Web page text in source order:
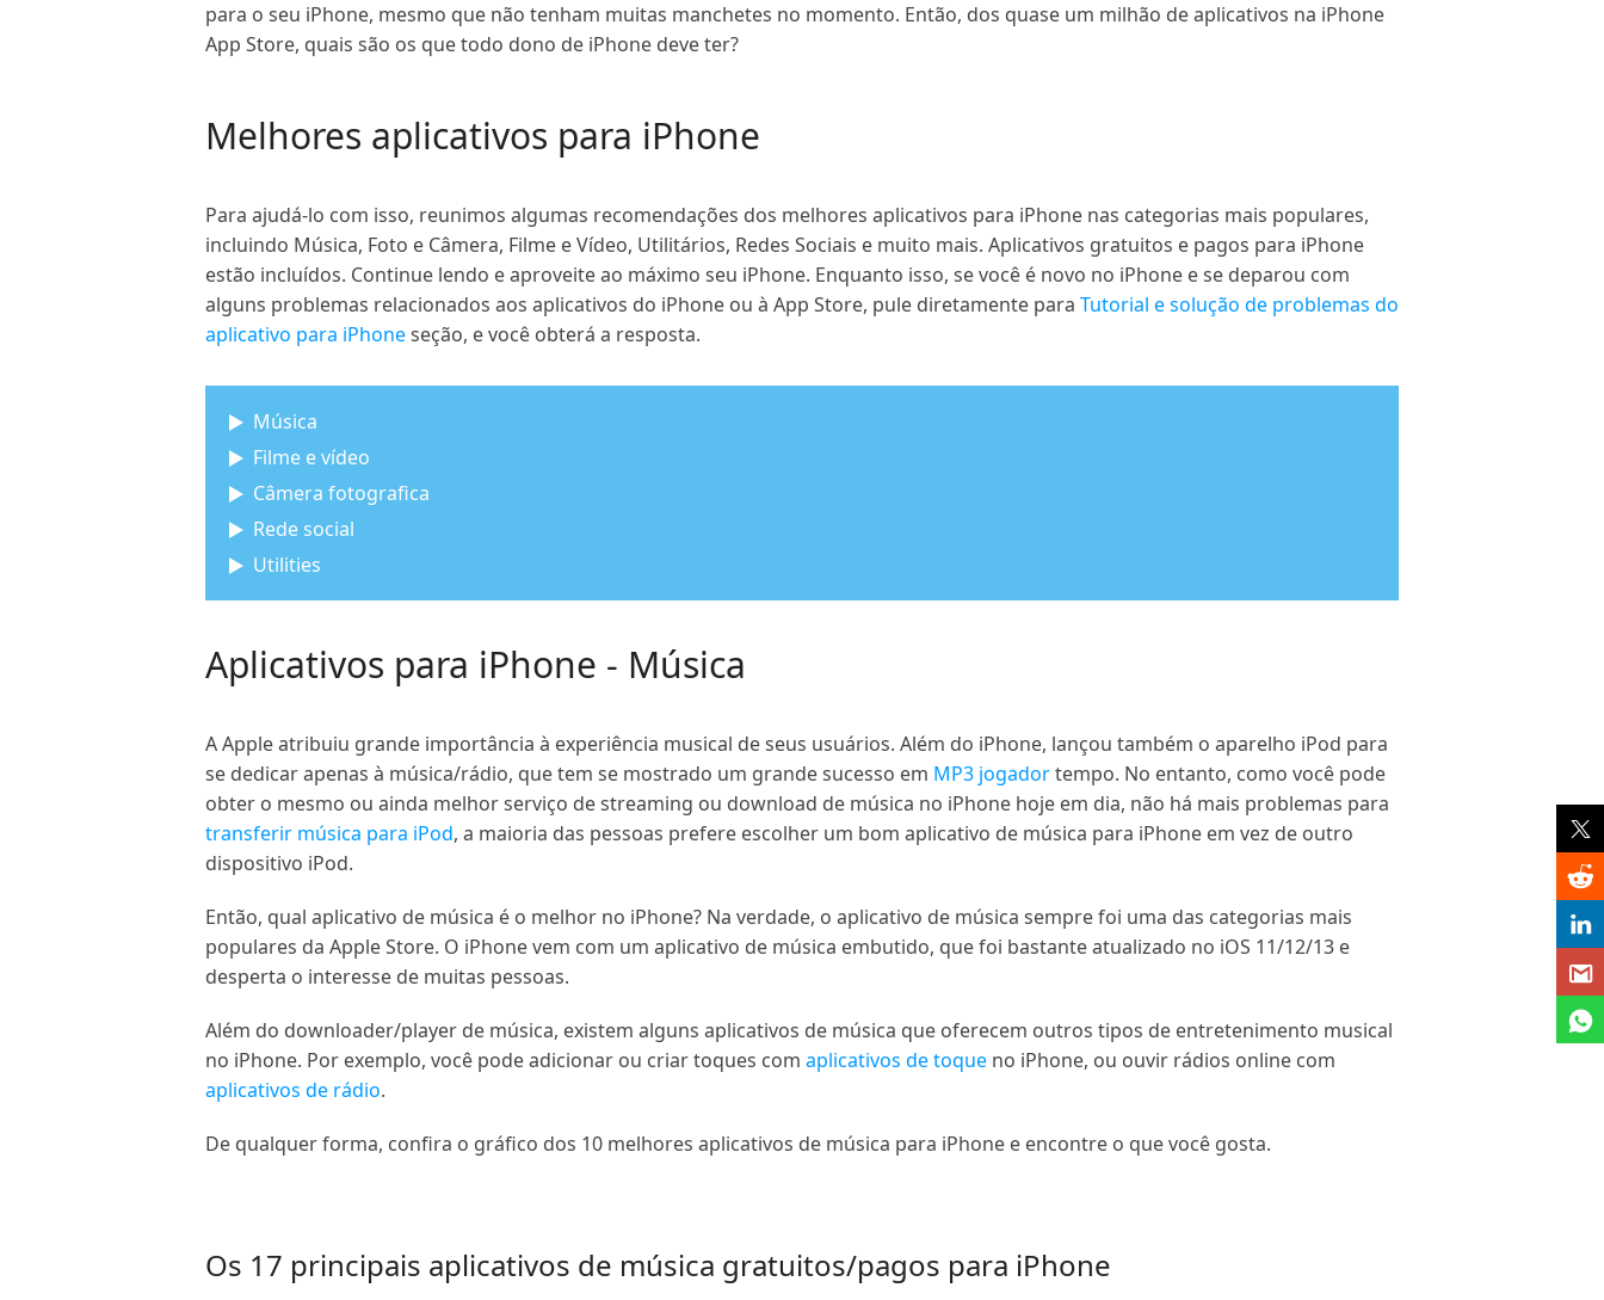
para o seu iPhone, mesmo que não tenham muitas manchetes no momento. Então, dos quase um milhão de aplicativos na iPhone
App Store, quais são os que todo dono de iPhone deve ter?
Melhores aplicativos para iPhone
Para ajudá-lo com isso, reunimos algumas recomendações dos melhores aplicativos para iPhone nas categorias mais populares,
incluindo Música, Foto e Câmera, Filme e Vídeo, Utilitários, Redes Sociais e muito mais. Aplicativos gratuitos e pagos para iPhone
estão incluídos. Continue lendo e aproveite ao máximo seu iPhone. Enquanto isso, se você é novo no iPhone e se deparou com
alguns problemas relacionados aos aplicativos do iPhone ou à App Store, pule diretamente para Tutorial e solução de problemas do
aplicativo para iPhoneseção, e você obterá a resposta.
Música
Filme e vídeo
Câmera fotografica
Rede social
Utilities
Aplicativos para iPhone - Música
A Apple atribuiu grande importância à experiência musical de seus usuários. Além do iPhone, lançou também o aparelho iPod para
se dedicar apenas à música/rádio, que tem se mostrado um grande sucesso em MP3 jogadortempo. No entanto, como você pode
obter o mesmo ou ainda melhor serviço de streaming ou download de música no iPhone hoje em dia, não há mais problemas para
transferir música para iPod, a maioria das pessoas prefere escolher um bom aplicativo de música para iPhone em vez de outro
dispositivo iPod.
Então, qual aplicativo de música é o melhor no iPhone? Na verdade, o aplicativo de música sempre foi uma das categorias mais
populares da Apple Store. O iPhone vem com um aplicativo de música embutido, que foi bastante atualizado no iOS 11/12/13 e
desperta o interesse de muitas pessoas.
Além do downloader/player de música, existem alguns aplicativos de música que oferecem outros tipos de entretenimento musical
no iPhone. Por exemplo, você pode adicionar ou criar toques com aplicativos de toque no iPhone, ou ouvir rádios online com
aplicativos de rádio.
De qualquer forma, confira o gráfico dos 10 melhores aplicativos de música para iPhone e encontre o que você gosta.
Os 17 principais aplicativos de música gratuitos/pagos para iPhone